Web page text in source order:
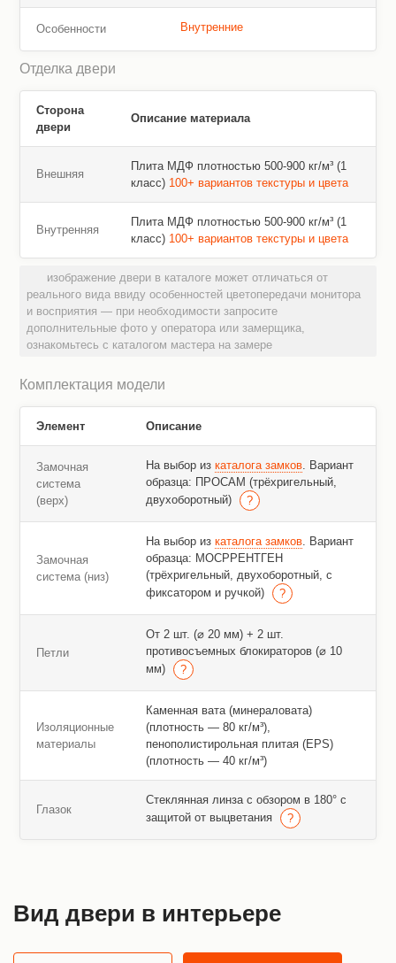
Особенности Внутренние
Отделка двери
Сторона
двери
Описание материала
Внешняя
Плита МДФ плотностью 500-900 кг/м³ (1
класс) 100+ вариантов текстуры и цвета
Внутренняя
Плита МДФ плотностью 500-900 кг/м³ (1
класс) 100+ вариантов текстуры и цвета
изображение двери в каталоге может отличаться от
реального вида ввиду особенностей цветопередачи монитора
и восприятия — при необходимости запросите
дополнительные фото у оператора или замерщика,
ознакомьтесь с каталогом мастера на замере
Комплектация модели
Элемент Описание
Замочная
система
(верх)
На выбор из каталога замков. Вариант
образца: ПРОСАМ (трёхригельный,
двухоборотный)
Замочная
система (низ)
На выбор из каталога замков. Вариант
образца: МОСРРЕНТГЕН
(трёхригельный, двухоборотный, с
фиксатором и ручкой)
Петли
От 2 шт. (⌀ 20 мм) + 2 шт.
противосъемных блокираторов (⌀ 10
мм)
Изоляционные
материалы
Каменная вата (минераловата)
(плотность — 80 кг/м³),
пенополистирольная плитая (EPS)
(плотность — 40 кг/м³)
Глазок
Стеклянная линза с обзором в 180° с
защитой от выцветания
Вид двери в интерьере